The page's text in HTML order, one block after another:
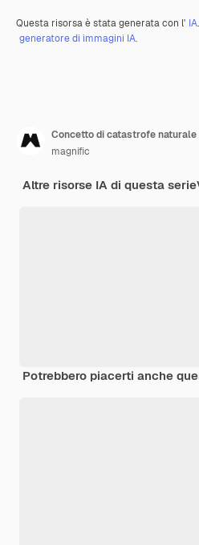
Questa risorsa è stata generata con l' IA
generatore di immagini IA.
Concetto di catastrofe naturale
magnific
Altre risorse IA di questa serie
Potrebbero piacerti anche